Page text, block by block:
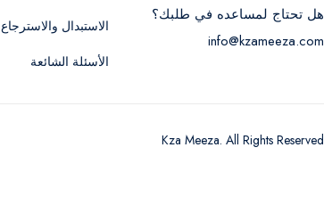
هل تحتاج لمساعده في طلبك؟
info@kzameeza.com
الاستبدال والاسترجاع
الأسئلة الشائعة